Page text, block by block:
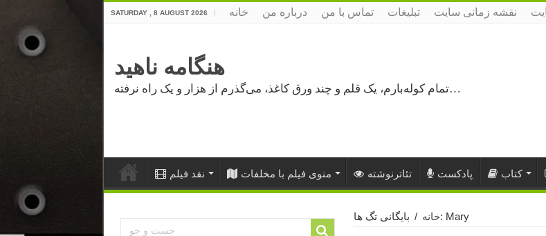
SATURDAY , 8 AUGUST 2026 خانه درباره من تماس با من تبلیغات نقشه زمانی سایت
هنگامه ناهید
تمام کوله‌بارم، یک قلم و چند ورق کاغذ، می‌گذرم از هزار و یک راه نرفته…
نقد فیلم منوی فیلم با مخلفات تئاترنوشته پادکست کتاب
خانه / بایگانی تگ ها: Mary